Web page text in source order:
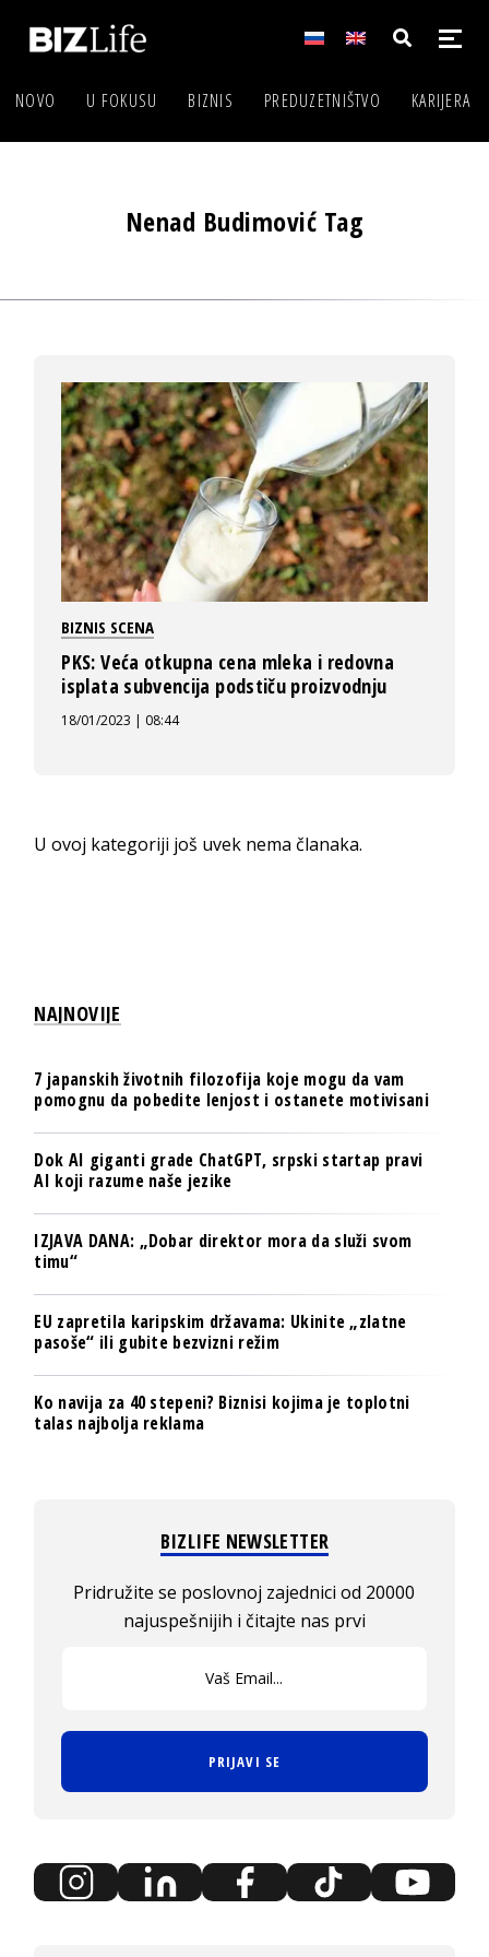
NOVO U FOKUSU BIZNIS PREDUZETNIŠTVO KARIJERA
Nenad Budimović Tag
BIZNIS SCENA
PKS: Veća otkupna cena mleka i redovna
isplata subvencija podstiču proizvodnju
18/01/2023 | 08:44
U ovoj kategoriji još uvek nema članaka.
NAJNOVIJE
7 japanskih životnih filozofija koje mogu da vam
pomognu da pobedite lenjost i ostanete motivisani
Dok AI giganti grade ChatGPT, srpski startap pravi
AI koji razume naše jezike
IZJAVA DANA: „Dobar direktor mora da služi svom
timu“
EU zapretila karipskim državama: Ukinite „zlatne
pasoše“ ili gubite bezvizni režim
Ko navija za 40 stepeni? Biznisi kojima je toplotni
talas najbolja reklama
BIZLIFE NEWSLETTER
Pridružite se poslovnoj zajednici od 20000
najuspešnijih i čitajte nas prvi
PRIJAVI SE